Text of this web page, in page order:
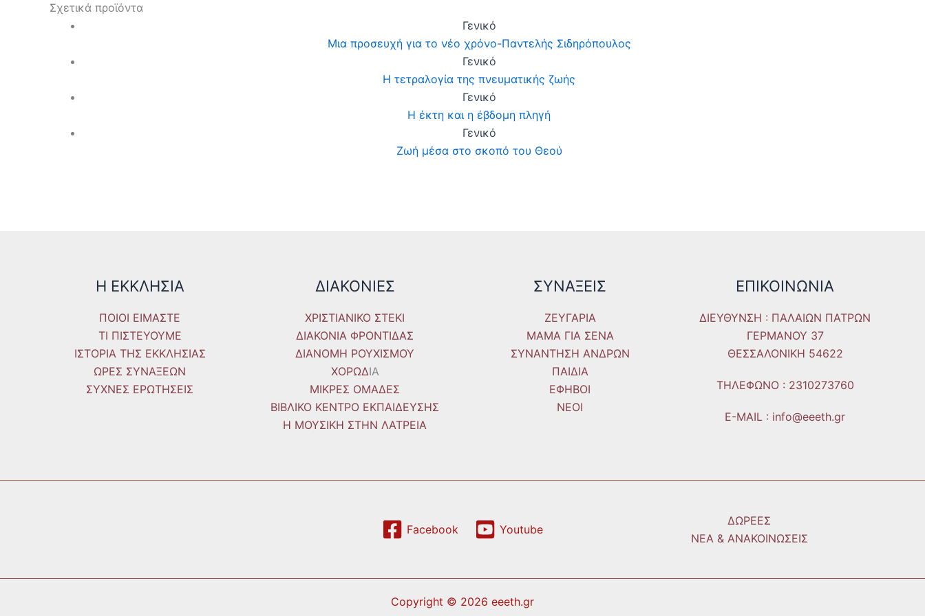
Σχετικά προϊόντα
Γενικό
Μια προσευχή για το νέο χρόνο-Παντελής Σιδηρόπουλος
Γενικό
Η τετραλογία της πνευματικής ζωής
Γενικό
Η έκτη και η έβδομη πληγή
Γενικό
Ζωή μέσα στο σκοπό του Θεού
Η ΕΚΚΛΗΣΙΑ
ΠΟΙΟΙ ΕΙΜΑΣΤΕ
ΤΙ ΠΙΣΤΕΥΟΥΜΕ
ΙΣΤΟΡΙΑ ΤΗΣ ΕΚΚΛΗΣΙΑΣ
ΩΡΕΣ ΣΥΝΑΞΕΩΝ
ΣΥΧΝΕΣ ΕΡΩΤΗΣΕΙΣ
ΔΙΑΚΟΝΙΕΣ
ΧΡΙΣΤΙΑΝΙΚΟ ΣΤΕΚΙ
ΔΙΑΚΟΝΙΑ ΦΡΟΝΤΙΔΑΣ
ΔΙΑΝΟΜΗ ΡΟΥΧΙΣΜΟΥ
ΧΟΡΩΔIA
ΜΙΚΡΕΣ ΟΜΑΔΕΣ
ΒΙΒΛΙΚΟ ΚΕΝΤΡΟ ΕΚΠΑΙΔΕΥΣΗΣ
Η ΜΟΥΣΙΚΗ ΣΤΗΝ ΛΑΤΡΕΙΑ
ΣΥΝΑΞΕΙΣ
ΖΕΥΓΑΡΙΑ
ΜΑΜΑ ΓΙΑ ΣΕΝΑ
ΣΥΝΑΝΤΗΣΗ ΑΝΔΡΩΝ
ΠΑΙΔΙΑ
ΕΦΗΒΟΙ
ΝΕΟΙ
ΕΠΙΚΟΙΝΩΝΙΑ
ΔΙΕΥΘΥΝΣΗ : ΠΑΛΑΙΩΝ ΠΑΤΡΩΝ
ΓΕΡΜΑΝΟΥ 37
ΘΕΣΣΑΛΟΝΙΚΗ 54622
ΤΗΛΕΦΩΝO : 2310273760
E-MAIL : info@eeeth.gr
Facebook Youtube
ΔΩΡΕΕΣ
ΝΕΑ & ΑΝΑΚΟΙΝΩΣΕΙΣ
Copyright © 2026 eeeth.gr